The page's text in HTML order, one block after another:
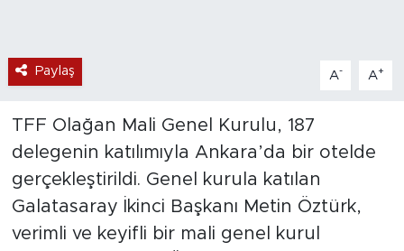
Paylaş A- A+
TFF Olağan Mali Genel Kurulu, 187
delegenin katılımıyla Ankara’da bir otelde
gerçekleştirildi. Genel kurula katılan
Galatasaray İkinci Başkanı Metin Öztürk,
verimli ve keyifli bir mali genel kurul